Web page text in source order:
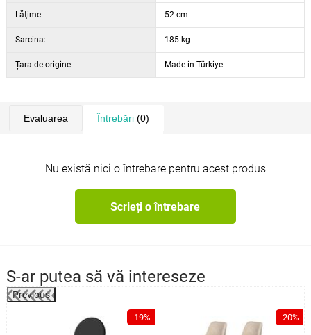
Lăţime: 52 cm
Sarcina: 185 kg
Țara de origine: Made in Türkiye
Evaluarea Întrebări(0)
Nu există nici o întrebare pentru acest produs
Scrieți o întrebare
S-ar putea să vă intereseze
Previous
-19% -20%